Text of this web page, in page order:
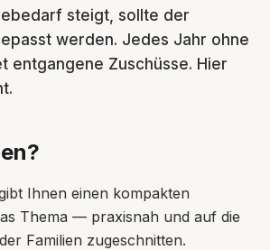
steigt, sollte der
werden. Jedes Jahr ohne
entgangene Zuschüsse. Hier
Ihnen einen kompakten
Thema — praxisnah und auf die
Familien zugeschnitten.